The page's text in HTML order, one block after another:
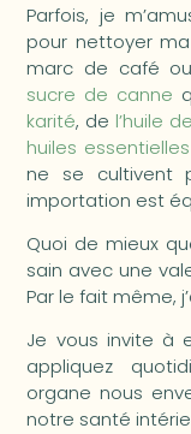
Parfois, je
pour nettoyer
marc de café
sucre de canne
karité, de l’huile
huiles essentielles
ne se cultivent
importation est
Quoi de mieux
sain avec une
Par le fait même,
Je vous invite à
appliquez
organe nous
notre santé